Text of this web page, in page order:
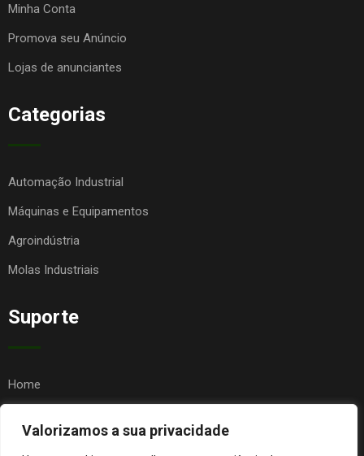
Valorizamos a sua privacidade
Minha Conta
Promova seu Anúncio
Lojas de anunciantes
Categorias
Automação Industrial
Máquinas e Equipamentos
Agroindústria
Molas Industriais
Suporte
Home